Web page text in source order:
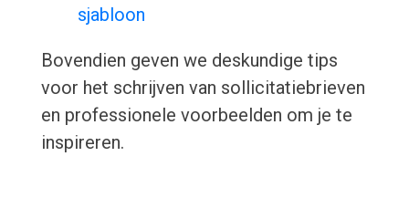
sjabloon
Bovendien geven we deskundige tips
voor het schrijven van sollicitatiebrieven
en professionele voorbeelden om je te
inspireren.